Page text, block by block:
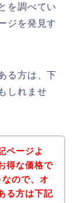
を調べてい
ジを発見す
る方は、下
しれませ
ページよ
得な価格で
ので、オ
る方は下記